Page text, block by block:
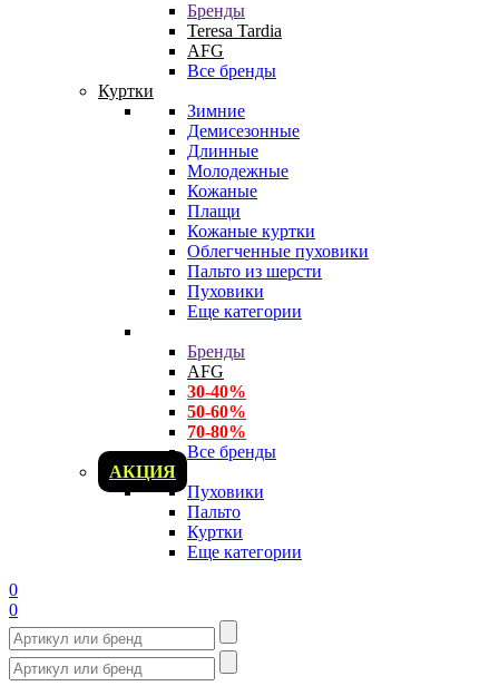
Бренды
Teresa Tardia
AFG
Все бренды
Куртки
Зимние
Демисезонные
Длинные
Молодежные
Кожаные
Плащи
Кожаные куртки
Облегченные пуховики
Пальто из шерсти
Пуховики
Еще категории
Бренды
AFG
30-40%
50-60%
70-80%
Все бренды
АКЦИЯ
Пуховики
Пальто
Куртки
Еще категории
0
0